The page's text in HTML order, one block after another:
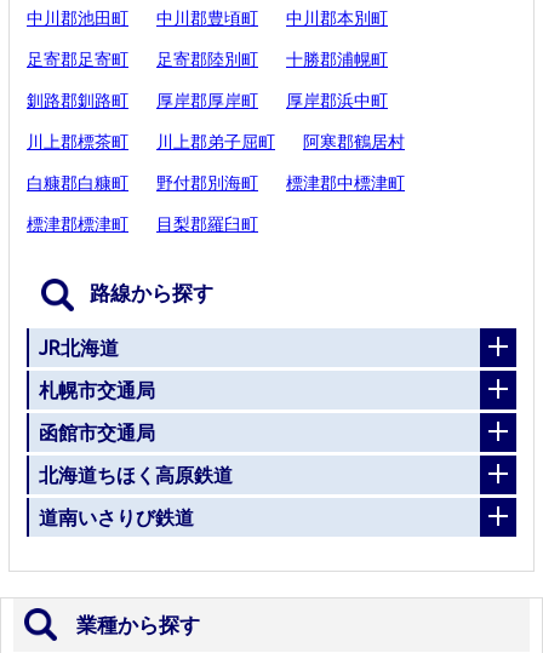
中川郡池田町 中川郡豊頃町 中川郡本別町
足寄郡足寄町 足寄郡陸別町 十勝郡浦幌町
釧路郡釧路町 厚岸郡厚岸町 厚岸郡浜中町
川上郡標茶町 川上郡弟子屈町 阿寒郡鶴居村
白糠郡白糠町 野付郡別海町 標津郡中標津町
標津郡標津町 目梨郡羅臼町
路線から探す
JR北海道
札幌市交通局
函館市交通局
北海道ちほく高原鉄道
道南いさりび鉄道
業種から探す